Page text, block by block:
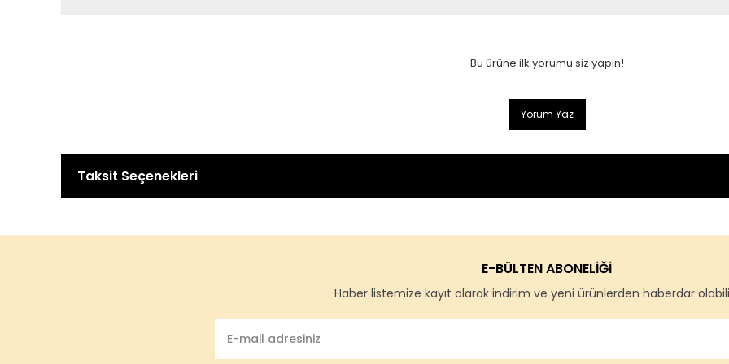
Bu ürüne ilk yorumu siz yapın!
Yorum Yaz
Taksit Seçenekleri
E-BÜLTEN ABONELİĞİ
Haber listemize kayıt olarak indirim ve yeni ürünlerden haberdar